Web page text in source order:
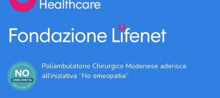
Poliambulatorio Chirurgico Modenese aderisce
all’iniziativa “No omeopatia”